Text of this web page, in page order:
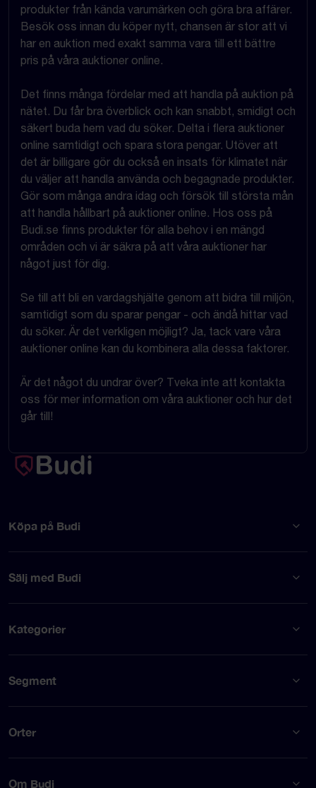
produkter från kända varumärken och göra bra affärer.
Besök oss innan du köper nytt, chansen är stor att vi
har en auktion med exakt samma vara till ett bättre
pris på våra auktioner online.
Det finns många fördelar med att handla på auktion på
nätet. Du får bra överblick och kan snabbt, smidigt och
säkert buda hem vad du söker. Delta i flera auktioner
online samtidigt och spara stora pengar. Utöver att
det är billigare gör du också en insats för klimatet när
du väljer att handla använda och begagnade produkter.
Gör som många andra idag och försök till största mån
att handla hållbart på auktioner online. Hos oss på
Budi.se finns produkter för alla behov i en mängd
områden och vi är säkra på att våra auktioner har
något just för dig.
Se till att bli en vardagshjälte genom att bidra till miljön,
samtidigt som du sparar pengar - och ändå hittar vad
du söker. Är det verkligen möjligt? Ja, tack vare våra
auktioner online kan du kombinera alla dessa faktorer.
Är det något du undrar över? Tveka inte att kontakta
oss för mer information om våra auktioner och hur det
går till!
Köpa på Budi
Sälj med Budi
Kategorier
Segment
Orter
Om Budi